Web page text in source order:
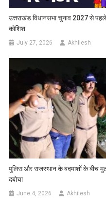
उत्तराखंड विधानसभा चुनाव 2027 से पहले
कोशिश
July 27, 2026 Akhilesh
पुलिस और राजस्थान के बदमाशों के बीच
दबोचा
June 4, 2026 Akhilesh